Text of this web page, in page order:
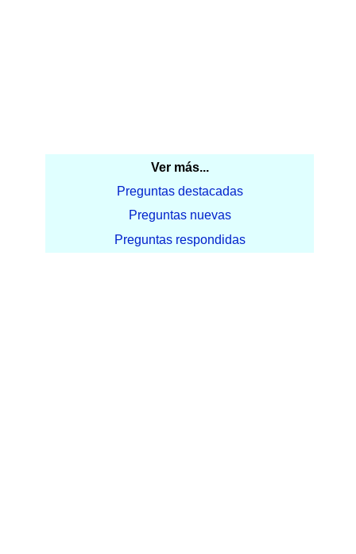
Ver más...
Preguntas destacadas
Preguntas nuevas
Preguntas respondidas